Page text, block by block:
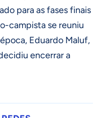
para as fases finais
campista se reuniu
Eduardo Maluf,
encerrar a